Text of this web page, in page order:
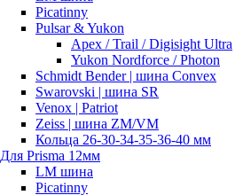
Picatinny
Pulsar & Yukon
Apex / Trail / Digisight Ultra
Yukon Nordforce / Photon
Schmidt Bender | шина Convex
Swarovski | шина SR
Venox | Patriot
Zeiss | шина ZM/VM
Кольца 26-30-34-35-36-40 мм
Для Prisma 12мм
LM шина
Picatinny